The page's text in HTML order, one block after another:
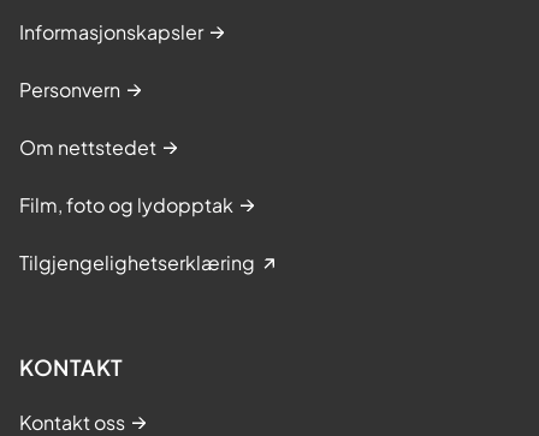
Informasjonskapsler
Personvern
Om nettstedet
Film, foto og lydopptak
Tilgjengelighetserklæring
KONTAKT
Kontakt oss